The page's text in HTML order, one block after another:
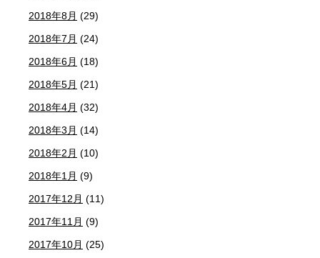
2018年8月 (29)
2018年7月 (24)
2018年6月 (18)
2018年5月 (21)
2018年4月 (32)
2018年3月 (14)
2018年2月 (10)
2018年1月 (9)
2017年12月 (11)
2017年11月 (9)
2017年10月 (25)